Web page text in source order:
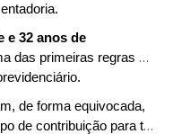
e 32 anos de
das primeiras regras
de forma equivocada,
de contribuição para ter